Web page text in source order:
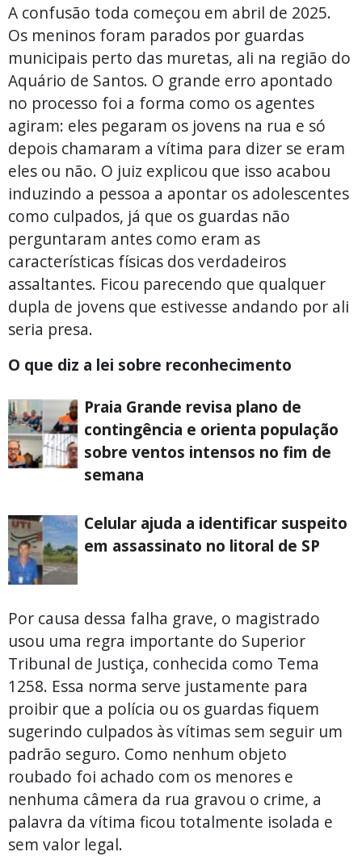
A confusão toda começou em abril de 2025.
Os meninos foram parados por guardas
municipais perto das muretas, ali na região do
Aquário de Santos. O grande erro apontado
no processo foi a forma como os agentes
agiram: eles pegaram os jovens na rua e só
depois chamaram a vítima para dizer se eram
eles ou não. O juiz explicou que isso acabou
induzindo a pessoa a apontar os adolescentes
como culpados, já que os guardas não
perguntaram antes como eram as
características físicas dos verdadeiros
assaltantes. Ficou parecendo que qualquer
dupla de jovens que estivesse andando por ali
seria presa.
O que diz a lei sobre reconhecimento
Praia Grande revisa plano de
contingência e orienta população
sobre ventos intensos no fim de
semana
Celular ajuda a identificar suspeito
em assassinato no litoral de SP
Por causa dessa falha grave, o magistrado
usou uma regra importante do Superior
Tribunal de Justiça, conhecida como Tema
1258. Essa norma serve justamente para
proibir que a polícia ou os guardas fiquem
sugerindo culpados às vítimas sem seguir um
padrão seguro. Como nenhum objeto
roubado foi achado com os menores e
nenhuma câmera da rua gravou o crime, a
palavra da vítima ficou totalmente isolada e
sem valor legal.